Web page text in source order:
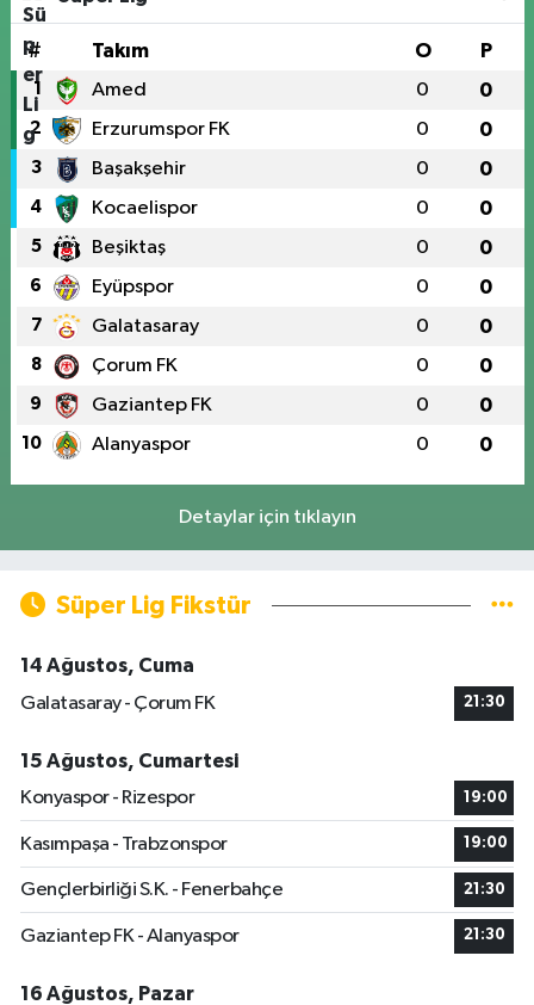
# Takım O P
1 Amed 0 0
2 Erzurumspor FK 0 0
3 Başakşehir 0 0
4 Kocaelispor 0 0
5 Beşiktaş 0 0
6 Eyüpspor 0 0
7 Galatasaray 0 0
8 Çorum FK 0 0
9 Gaziantep FK 0 0
10 Alanyaspor 0 0
Detaylar için tıklayın
Süper Lig Fikstür
14 Ağustos, Cuma
Galatasaray - Çorum FK
21:30
15 Ağustos, Cumartesi
Konyaspor - Rizespor
19:00
Kasımpaşa - Trabzonspor 19:00
Gençlerbirliği S.K. - Fenerbahçe 21:30
Gaziantep FK - Alanyaspor 21:30
16 Ağustos, Pazar